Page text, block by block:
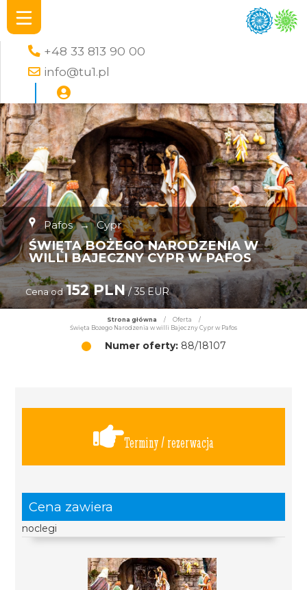
+48 33 813 90 00
info@tu1.pl
Pafos → Cypr
ŚWIĘTA BOŻEGO NARODZENIA W
WILLI BAJECZNY CYPR W PAFOS
Cena od 152 PLN/ 35 EUR
Strona główna / Oferta
/
Święta Bożego Narodzenia w willi Bajeczny Cypr w Pafos
Numer oferty:88/18107
Terminy / rezerwacja
Cena zawiera
noclegi